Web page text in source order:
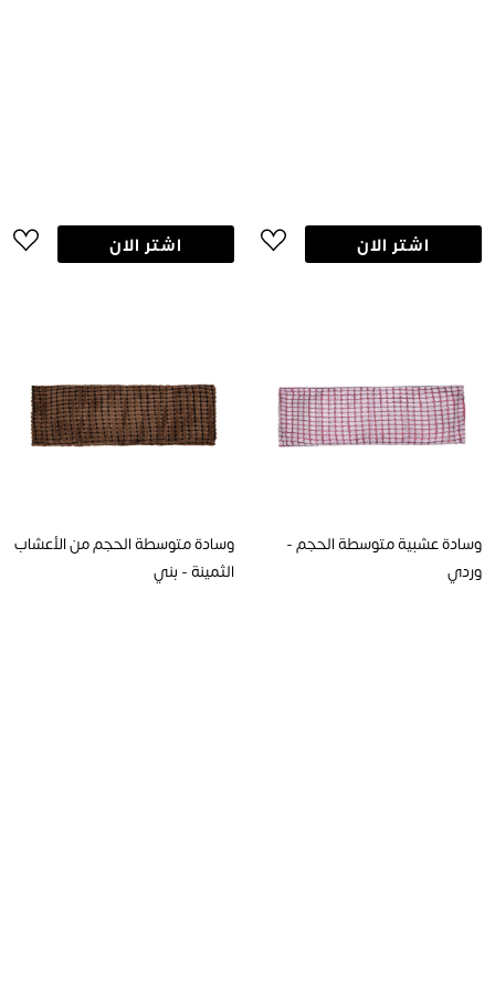
اشتر الان اشتر الان
وسادة عشبية متوسطة الحجم -
وردي
وسادة متوسطة الحجم من الأعشاب
الثمينة - بني